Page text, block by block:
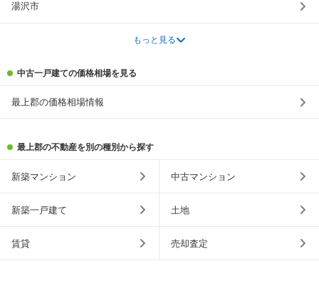
湯沢市
もっと見る
中古一戸建ての価格相場を見る
最上郡の価格相場情報
最上郡の不動産を別の種別から探す
新築マンション 中古マンション
新築一戸建て 土地
賃貸 売却査定